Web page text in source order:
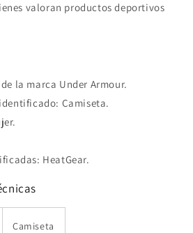
valoran productos deportivos
la marca Under Armour.
Camiseta.
HeatGear.
Camiseta